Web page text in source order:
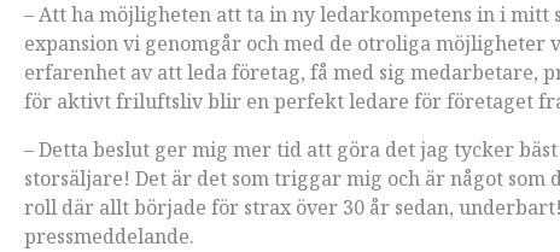
– Att ha möjligheten att ta in ny ledarkompetens in i
expansion vi genomgår och med de otroliga
erfarenhet av att leda företag, få med sig medarbetare,
för aktivt friluftsliv blir en perfekt ledare för företaget
– Detta beslut ger mig mer tid att göra det jag tycker
storsäljare! Det är det som triggar mig och är något
roll där allt började för strax över 30 år sedan,
pressmeddelande.